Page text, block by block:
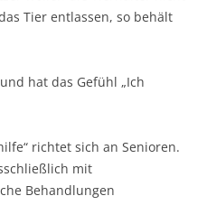
Tier entlassen, so behält
hat das Gefühl „Ich
richtet sich an Senioren.
mit
Behandlungen